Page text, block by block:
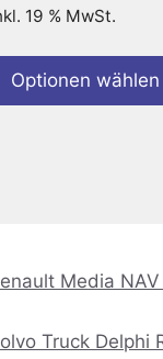
19 % MwSt.
Optionen wählen
Media
Truck Delphi